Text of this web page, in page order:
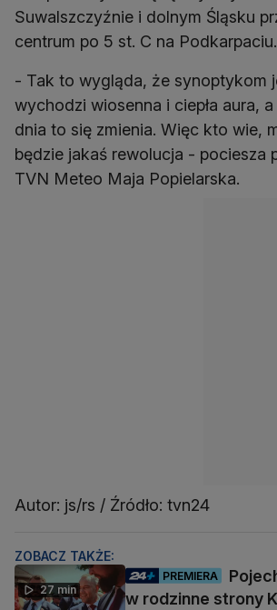
Suwalszczyźnie i dolnym Śląsku
centrum po 5 st. C na Podkarpaciu.
- Tak to wygląda, że synoptykom
wychodzi wiosenna i ciepła aura,
dnia to się zmienia. Więc kto wie,
będzie jakaś rewolucja - pociesza
TVN Meteo Maja Popielarska.
Autor: js/rs / Źródło: tvn24
ZOBACZ TAKŻE:
27 min
PREMIERA
w rodzinne strony